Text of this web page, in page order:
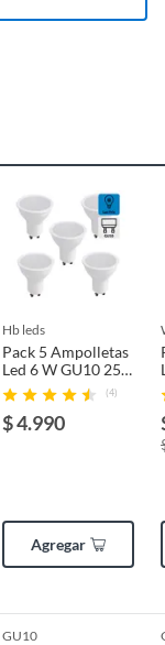
hb leds
Pack 5 Ampolletas
Led 6 W GU10 250
lm Luz Fría
(4)
$ 4.990
Agregar
GU10